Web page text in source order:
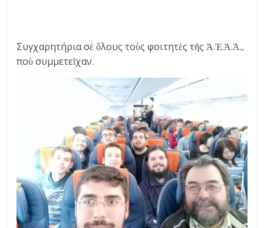
Συγχαρητήρια σὲ ὅλους τοὺς φοιτητὲς τῆς Ἀ.Ἐ.Ἀ.Ἀ.,
ποὺ συμμετεῖχαν.